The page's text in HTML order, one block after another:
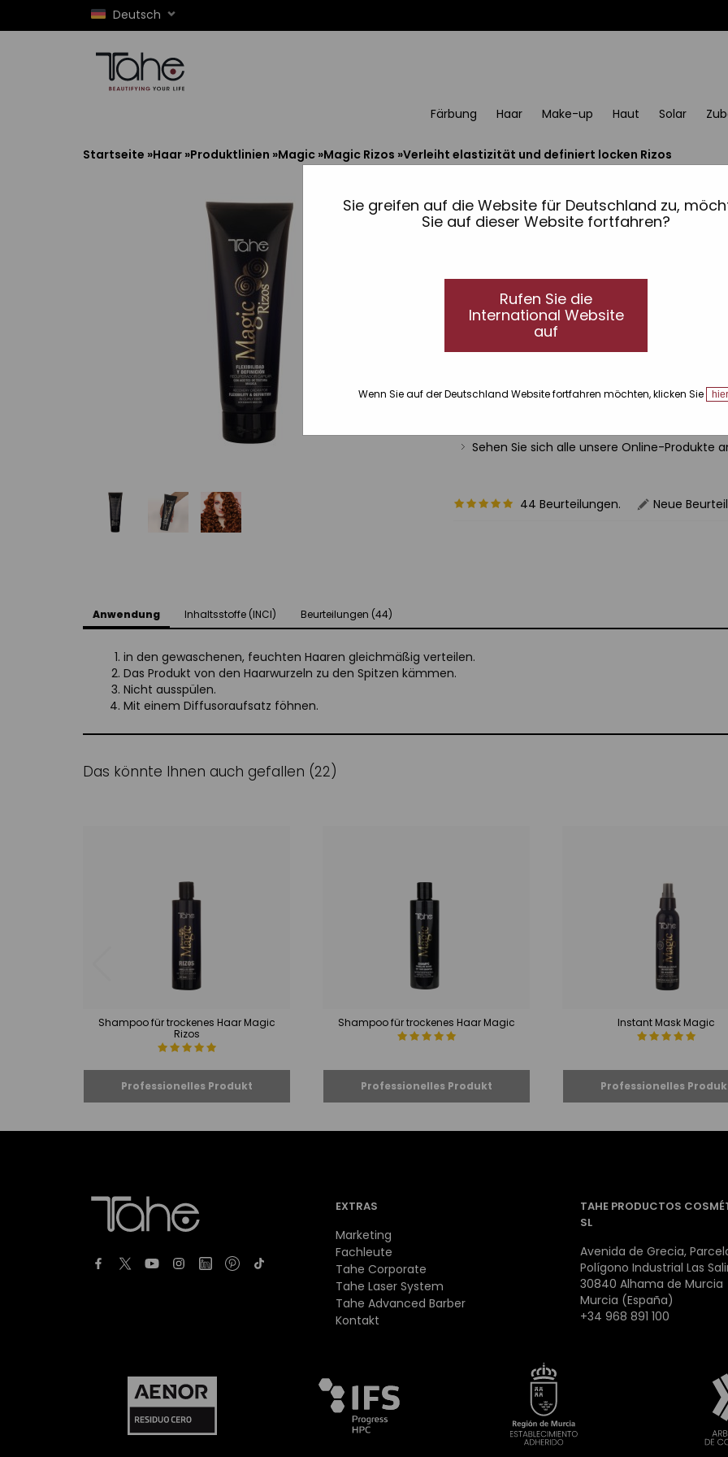
Sie greifen auf die Website für Deutschland zu,
Sie auf dieser Website fortfahren?
Rufen Sie die
International Website
auf
Wenn Sie auf der Deutschland Website fortfahren möchten, klicken Sie hier
Deutsch
Färbung Haar Make-up Haut Solar
Startseite »Haar »Produktlinien »Magic »Magic Rizos »Verleiht elastizität und definiert locken Rizos
Verleiht elastizität
Magic Rizos
Wiederbelebende Creme, das das Haar
Frizz, 48 Stunden definierte Locken und
exklusiver Öl.
Sehen Sie sich alle unsere Online-Produkte
44 Beurteilungen. Neue
Anwendung Inhaltsstoffe (INCI) Beurteilungen (44)
in den gewaschenen, feuchten Haaren gleichmäßig verteilen.
Das Produkt von den Haarwurzeln zu den Spitzen kämmen.
Nicht ausspülen.
Mit einem Diffusoraufsatz föhnen.
Das könnte Ihnen auch gefallen (22)
Shampoo für trockenes Haar Magic
Rizos
Shampoo für trockenes Haar Magic Instant Mask Magic
EXTRAS
Marketing
Fachleute
Tahe Corporate
Tahe Laser System
Tahe Advanced Barber
Kontakt
TAHE PRODUCTOS
SL
Avenida de Grecia,
Polígono Industrial Las
30840 Alhama de Murcia
Murcia (España)
+34 968 891 100